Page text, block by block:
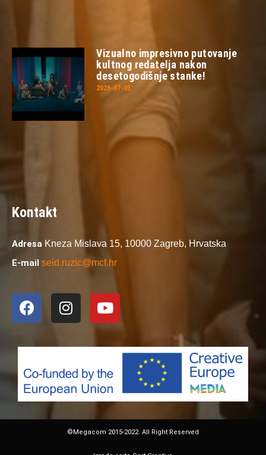
Vizualno impresivno putovanje
kultnog redatelja nakon
desetogodišnje stanke!
2026-07-05
Kontakt
Adresa Kneza Mislava 15, 10000 Zagreb, Hrvatska
E-mail seid.ruzic@mcf.hr
©Megacom 2015-2022. All Right Reserved